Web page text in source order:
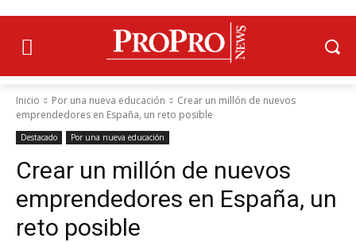
Inicio Por una nueva educación
Crear un millón de nuevos
emprendedores en España, un reto posible
Destacado Por una nueva educación
Crear un millón de nuevos
emprendedores en España, un
reto posible